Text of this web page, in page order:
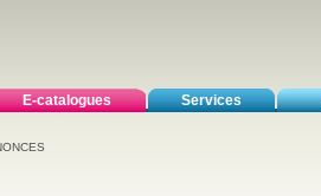
E-catalogues Services